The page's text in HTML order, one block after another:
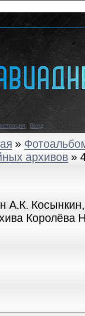
| Вход
»
архивов»
А.К. Косынкин,
Королёва